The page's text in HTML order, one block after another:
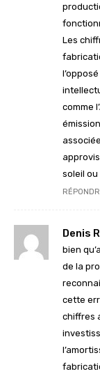
Les
comme
soleil ou
Denis
bien
de la
cette
chiffres